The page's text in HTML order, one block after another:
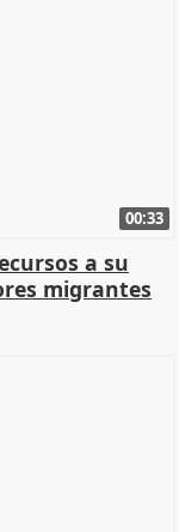
00:33
a su
migrantes